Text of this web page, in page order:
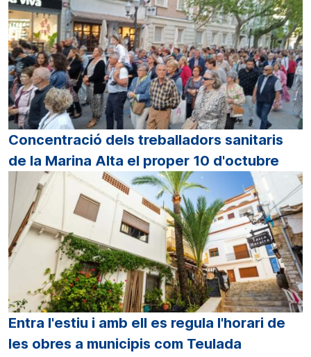
Concentració dels treballadors sanitaris
de la Marina Alta el proper 10 d'octubre
Entra l'estiu i amb ell es regula l'horari de
les obres a municipis com Teulada